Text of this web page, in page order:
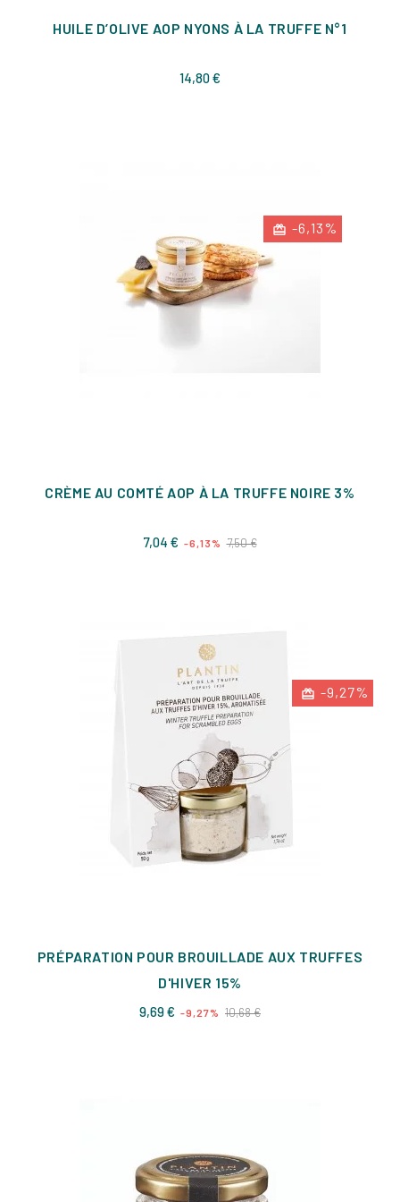
HUILE D’OLIVE AOP NYONS À LA TRUFFE N°1
14,80 €
-6,13%
CRÈME AU COMTÉ AOP À LA TRUFFE NOIRE 3%
7,04 € Prix
-6,13% 7,50 €Prix
-9,27%
PRÉPARATION POUR BROUILLADE AUX TRUFFES
D'HIVER 15%
9,69 € Prix
-9,27% 10,68 €Prix